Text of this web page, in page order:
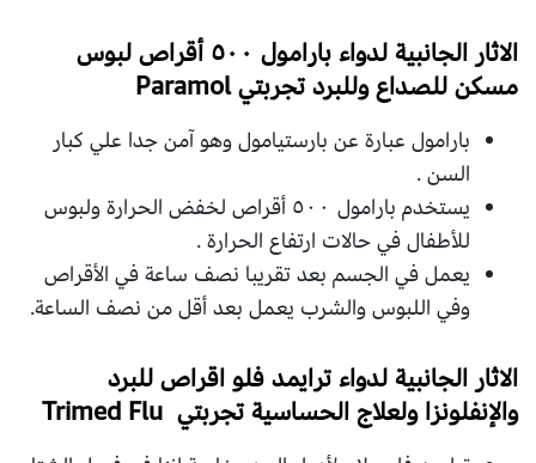
الاثار الجانبية لدواء بارامول ٥٠٠ أقراص لبوس
مسكن للصداع وللبرد تجربتي Paramol
بارامول عبارة عن بارستيامول وهو آمن جدا علي كبار
السن .
يستخدم بارامول ٥٠٠ أقراص لخفض الحرارة ولبوس
للأطفال في حالات ارتفاع الحرارة .
يعمل في الجسم بعد تقريبا نصف ساعة في الأقراص
وفي اللبوس والشرب يعمل بعد أقل من نصف الساعة.
الاثار الجانبية لدواء ترايمد فلو اقراص للبرد
والإنفلونزا ولعلاج الحساسية تجربتي Trimed Flu